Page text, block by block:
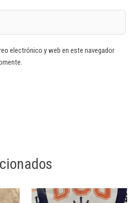
electrónico y web en este navegador